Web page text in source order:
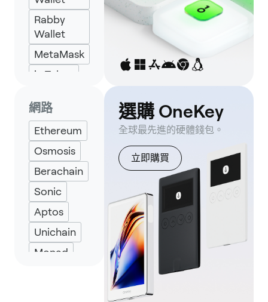
Rabby
Wallet
MetaMask
imToken
Petra
Wallet
Solflare
Backpack
Keplr
Eternl
UniSat
網路
Ethereum
Osmosis
Berachain
Sonic
Aptos
Unichain
Monad
選購 OneKey
全球最先進的硬體錢包。
立即購買